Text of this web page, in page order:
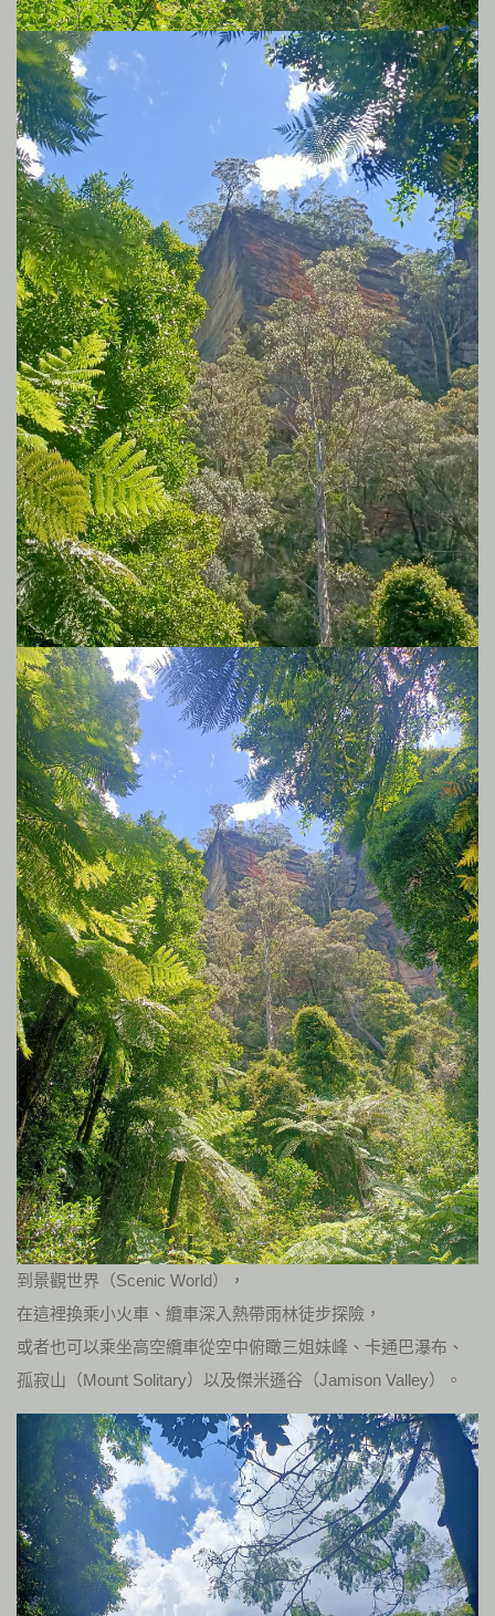
到景觀世界（Scenic World），
在這裡換乘小火車、纜車深入熱帶雨林徒步探險，
或者也可以乘坐高空纜車從空中俯瞰三姐妹峰、卡通巴瀑布、
孤寂山（Mount Solitary）以及傑米遜谷（Jamison Valley）。